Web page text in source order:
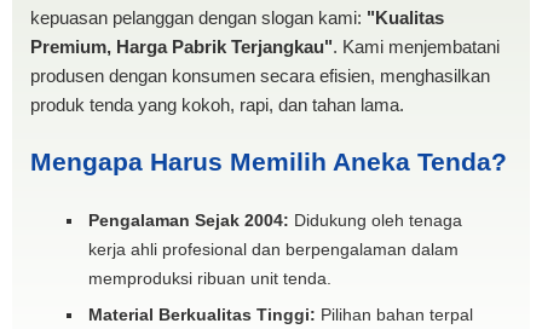
kepuasan pelanggan dengan slogan kami: "Kualitas
Premium, Harga Pabrik Terjangkau". Kami menjembatani
produsen dengan konsumen secara efisien, menghasilkan
produk tenda yang kokoh, rapi, dan tahan lama.
Mengapa Harus Memilih Aneka Tenda?
Pengalaman Sejak 2004: Didukung oleh tenaga
kerja ahli profesional dan berpengalaman dalam
memproduksi ribuan unit tenda.
Material Berkualitas Tinggi: Pilihan bahan terpal